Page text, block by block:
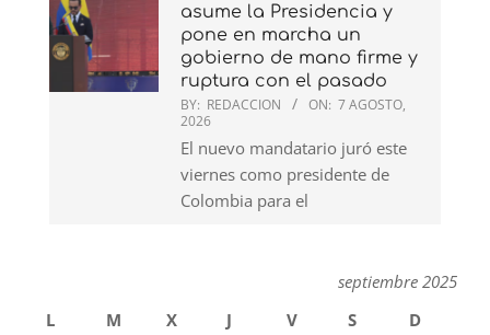
asume la Presidencia y
pone en marcha un
gobierno de mano firme y
ruptura con el pasado
BY: REDACCION ON: 7 AGOSTO,
2026
El nuevo mandatario juró este
viernes como presidente de
Colombia para el
septiembre 2025
L
M X J V S
D